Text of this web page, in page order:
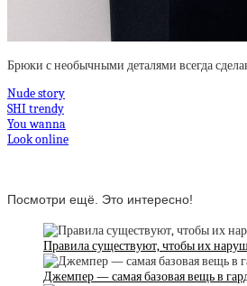
Брюки с необычными деталями всегда
Nude story
SHI trendy
You wanna
Look online
Посмотри ещё. Это интересно!
Правила существуют, чтобы их
Джемпер — самая базовая вещь в